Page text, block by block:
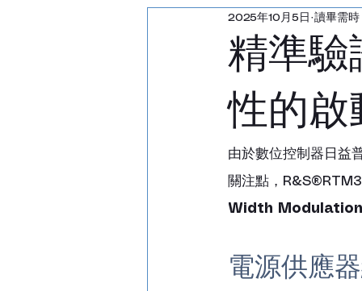
汽車雷達回波產生器
射頻通訊測試儀 功
雷達回波產生器 天線
精準驗
性的啟
2025年10月5日 讀畢需
由於數位控制器日益
關注點，
Width Modulation
電源供應